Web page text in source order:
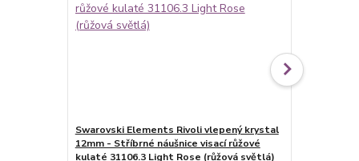
Swarovski Elements Rivoli vlepený krystal
12mm - Stříbrné náušnice visací růžové
kulaté 31106.3 Light Rose (růžová světlá)